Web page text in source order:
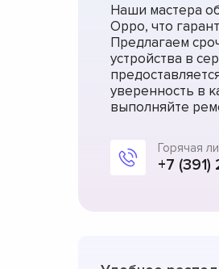
Наши мастера
Oppo, что
Предлагаем
устройства в
уверенность в
выполняйте
Горячая
+7 (391)